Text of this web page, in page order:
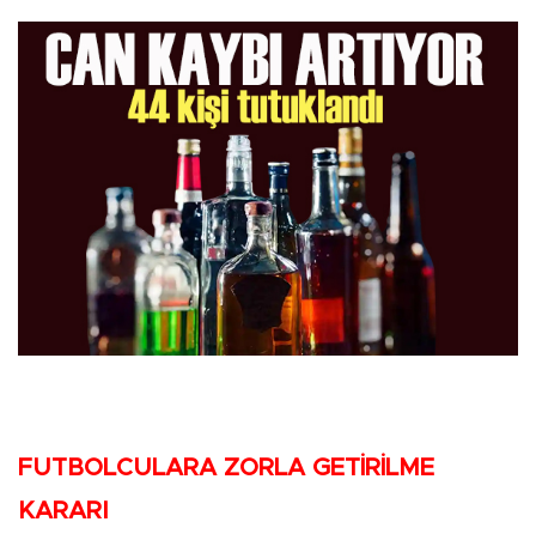
FUTBOLCULARA ZORLA GETİRİLME
KARARI